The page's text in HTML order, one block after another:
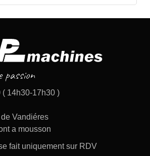
789€.
( 14h30-17h30 )
Vandiéres
a mousson
fait uniquement sur RDV